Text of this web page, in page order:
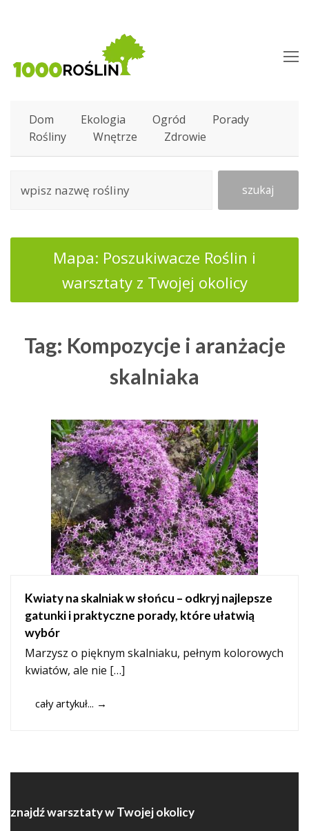
Dom Ekologia Ogród
Porady
Rośliny
Wnętrze Zdrowie
szukaj
Mapa: Poszukiwacze Roślin i
warsztaty z Twojej okolicy
Tag: Kompozycje i aranżacje
skalniaka
Kwiaty na skalniak w słońcu – odkryj najlepsze
gatunki i praktyczne porady, które ułatwią
wybór
Marzysz o pięknym skalniaku, pełnym kolorowych
kwiatów, ale nie […]
cały artykuł... →
znajdź warsztaty w Twojej okolicy